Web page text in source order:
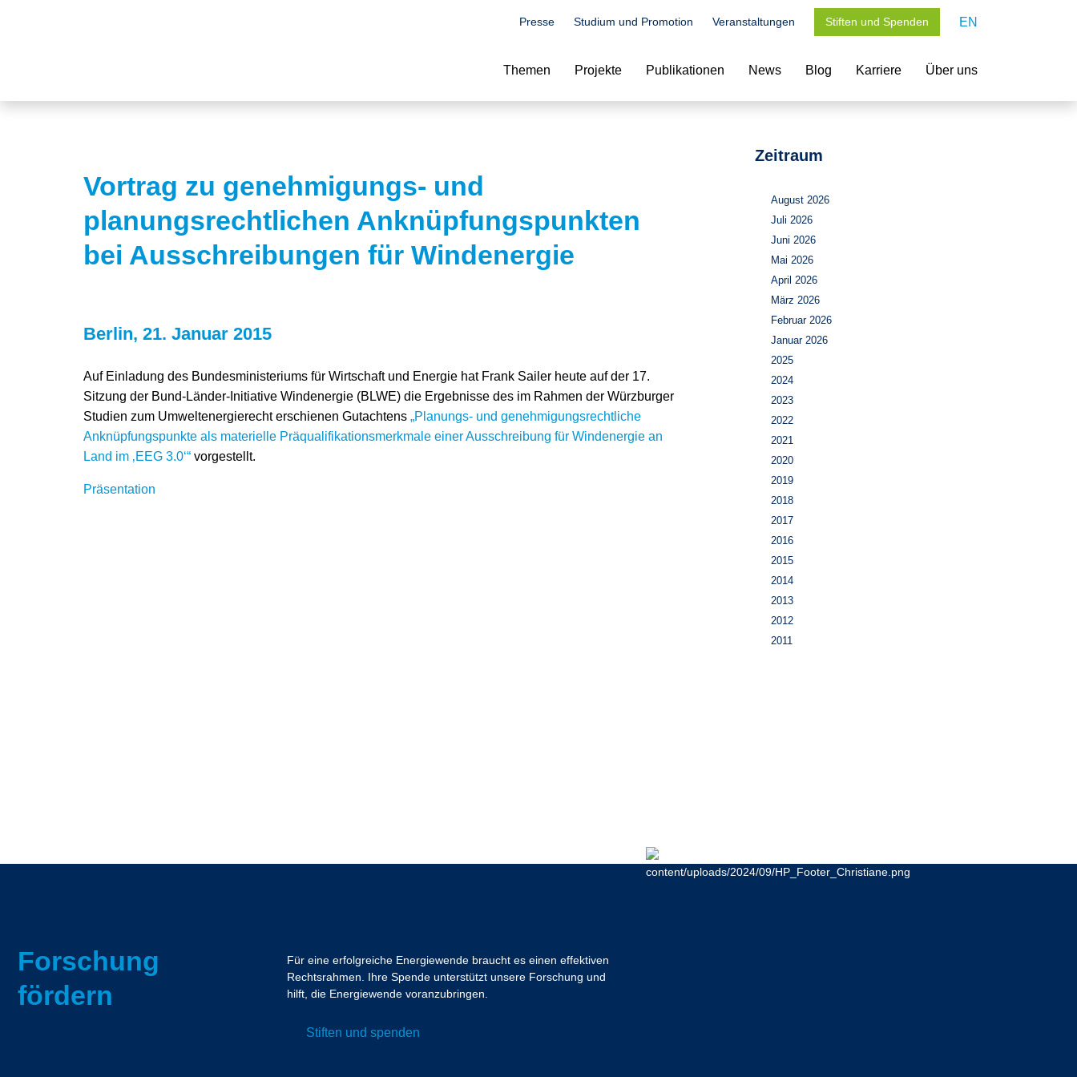
Presse Studium und Promotion Veranstaltungen Stiften und Spenden EN
Themen Projekte Publikationen News Blog Karriere Über uns
Vortrag zu genehmigungs- und
planungsrechtlichen Anknüpfungspunkten
bei Ausschreibungen für Windenergie
Berlin, 21. Januar 2015
Auf Einladung des Bundesministeriums für Wirtschaft und Energie hat Frank Sailer heute auf der 17.
Sitzung der Bund-Länder-Initiative Windenergie (BLWE) die Ergebnisse des im Rahmen der Würzburger
Studien zum Umweltenergierecht erschienen Gutachtens „Planungs- und genehmigungsrechtliche
Anknüpfungspunkte als materielle Präqualifikationsmerkmale einer Ausschreibung für Windenergie an
Land im ‚EEG 3.0‘“ vorgestellt.
Präsentation
Zeitraum
August 2026
Juli 2026
Juni 2026
Mai 2026
April 2026
März 2026
Februar 2026
Januar 2026
2025
2024
2023
2022
2021
2020
2019
2018
2017
2016
2015
2014
2013
2012
2011
Forschung
fördern
Für eine erfolgreiche Energiewende braucht es einen effektiven
Rechtsrahmen. Ihre Spende unterstützt unsere Forschung und
hilft, die Energiewende voranzubringen.
Stiften und spenden